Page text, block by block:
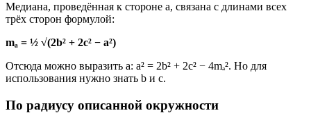
Медиана, проведённая к стороне a, связана с длинами всех
трёх сторон формулой:
mₐ = ½ √(2b² + 2c² − a²)
Отсюда можно выразить a: a² = 2b² + 2c² − 4mₐ². Но для
использования нужно знать b и c.
По радиусу описанной окружности